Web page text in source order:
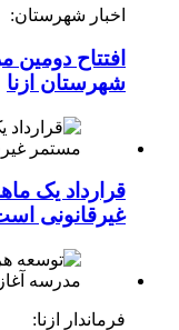
اخبار شهرستان:
افتتاح دومین
شهرستان ازنا
قرارداد یک
غیرقانونی
فرماندار ازنا: